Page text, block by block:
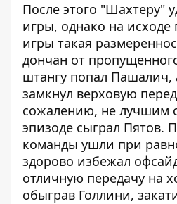
После этого "Шахтеру"
игры, однако на исходе
игры такая
дончан от
штангу попал Пашалич,
замкнул верховую
сожалению, не лучшим
эпизоде сыграл Пятов.
команды ушли при
здорово избежал
отличную передачу на
обыграв Голлини,